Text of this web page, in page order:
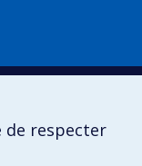
de respecter